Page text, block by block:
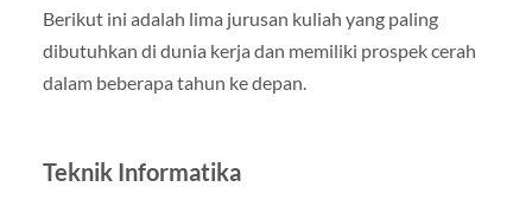
Berikut ini adalah lima jurusan kuliah yang paling
dibutuhkan di dunia kerja dan memiliki prospek cerah
dalam beberapa tahun ke depan.
Teknik Informatika